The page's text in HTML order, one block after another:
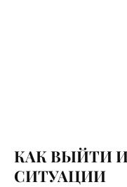
КАК ВЫЙТИ
СИТУАЦИИ